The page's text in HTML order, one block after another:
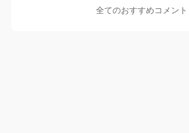
全てのおすすめコメント